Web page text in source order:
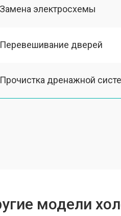
Замена электросхемы
Перевешивание дверей
Прочистка дренажной
модели